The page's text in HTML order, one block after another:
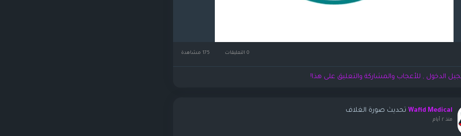
0 التعليقات
الدخول , للأعجاب والمشاركة والتعليق على هذا!
Wafid Medical تحديث صورة الغلاف
منذ ٢ أيام